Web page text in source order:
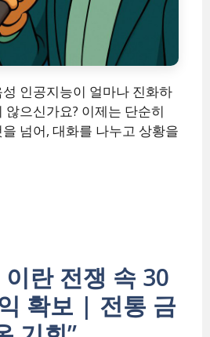
인공지능이 얼마나 진화하
않으신가요? 이제는 단순히
넘어, 대화를 나누고 상황을
란 전쟁 속 30
확보 | 전통 금